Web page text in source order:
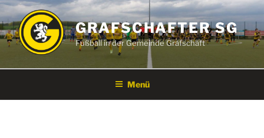
Zum
Inhalt
springen
GRAFSCHAFTER SG
Fußball in der Gemeinde Grafschaft
Menü